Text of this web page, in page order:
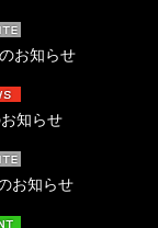
お知らせ
知らせ
お知らせ